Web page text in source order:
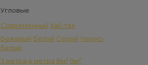
Угловые
Современный Хай-тек
Бежевый Белый Серый Черно-
белый
3 метра 4 метра 8м² 9м²